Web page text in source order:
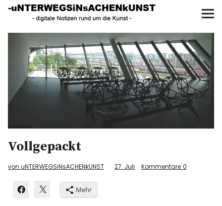
UNTERWEGS IN SACHEN
KUNST
AKTUELLE AUSSTELLUNGEN
KUNSTSPAZIERGÄNGE
UNSER BUCH
f P
Vollgepackt
von uNTERWEGSiNsACHENkUNST 27. Juli Kommentare 0
Mehr